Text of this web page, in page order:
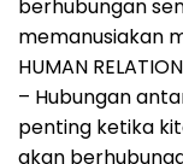
berhubungan
memanusiakan
HUMAN RELATION
– Hubungan
penting ketika
akan